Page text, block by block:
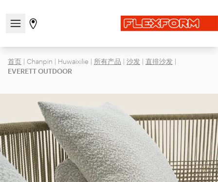
打开/关闭导航菜单
前往商店页面
首页 | Chanpin | Huwaixilie | 所有产品 | 沙发 | 直排沙发 |
EVERETT OUTDOOR